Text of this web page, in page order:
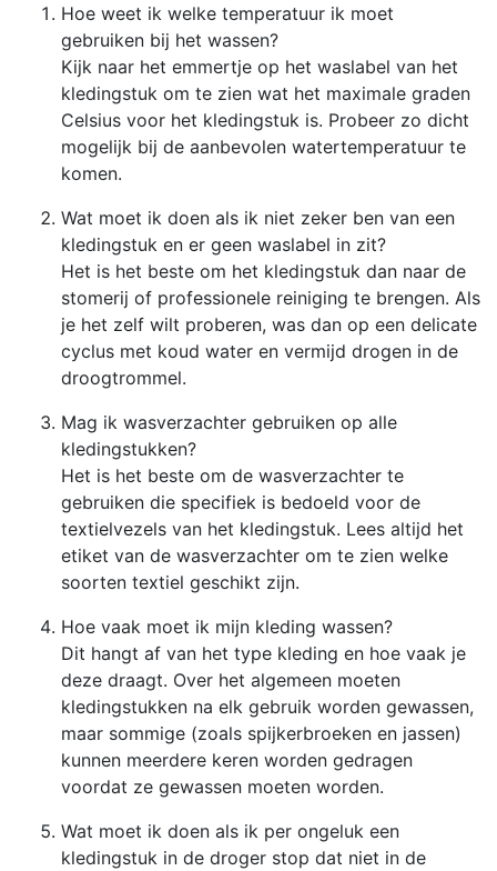
Hoe weet ik welke temperatuur ik moet
gebruiken bij het wassen?
Kijk naar het emmertje op het waslabel van het
kledingstuk om te zien wat het maximale graden
Celsius voor het kledingstuk is. Probeer zo dicht
mogelijk bij de aanbevolen watertemperatuur te
komen.
Wat moet ik doen als ik niet zeker ben van een
kledingstuk en er geen waslabel in zit?
Het is het beste om het kledingstuk dan naar de
stomerij of professionele reiniging te brengen. Als
je het zelf wilt proberen, was dan op een delicate
cyclus met koud water en vermijd drogen in de
droogtrommel.
Mag ik wasverzachter gebruiken op alle
kledingstukken?
Het is het beste om de wasverzachter te
gebruiken die specifiek is bedoeld voor de
textielvezels van het kledingstuk. Lees altijd het
etiket van de wasverzachter om te zien welke
soorten textiel geschikt zijn.
Hoe vaak moet ik mijn kleding wassen?
Dit hangt af van het type kleding en hoe vaak je
deze draagt. Over het algemeen moeten
kledingstukken na elk gebruik worden gewassen,
maar sommige (zoals spijkerbroeken en jassen)
kunnen meerdere keren worden gedragen
voordat ze gewassen moeten worden.
Wat moet ik doen als ik per ongeluk een
kledingstuk in de droger stop dat niet in de